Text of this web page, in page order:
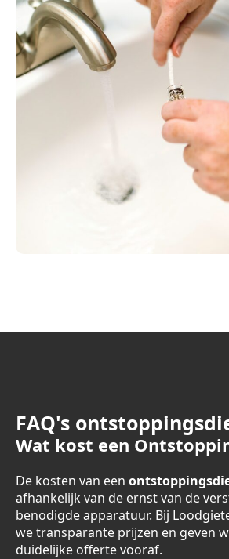
FAQ's
Wat kost een
De kosten van een
afhankelijk van de ernst van de
benodigde apparatuur. Bij
we transparante prijzen en geven
duidelijke offerte vooraf.